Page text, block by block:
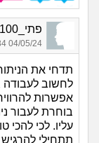
פתי_7100, בת 38, אורחת
04/05/24 16:34
תדחי את
לחשוב לעבודה
אפשרות
בוחרת לעבור
עליו. לכי להכי
תתחילי